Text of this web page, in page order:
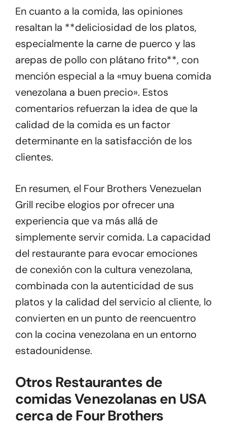
En cuanto a la comida, las opiniones
resaltan la **deliciosidad de los platos,
especialmente la carne de puerco y las
arepas de pollo con plátano frito**, con
mención especial a la «muy buena comida
venezolana a buen precio». Estos
comentarios refuerzan la idea de que la
calidad de la comida es un factor
determinante en la satisfacción de los
clientes.
En resumen, el Four Brothers Venezuelan
Grill recibe elogios por ofrecer una
experiencia que va más allá de
simplemente servir comida. La capacidad
del restaurante para evocar emociones
de conexión con la cultura venezolana,
combinada con la autenticidad de sus
platos y la calidad del servicio al cliente, lo
convierten en un punto de reencuentro
con la cocina venezolana en un entorno
estadounidense.
Otros Restaurantes de
comidas Venezolanas en USA
cerca de Four Brothers